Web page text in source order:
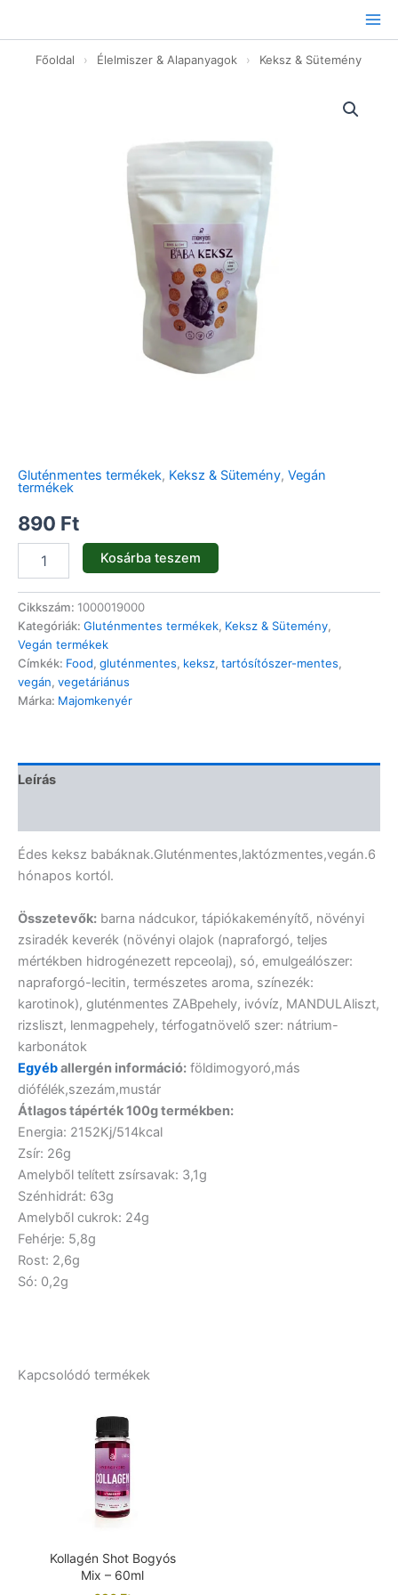
tartalomhoz
Főoldal › Élelmiszer & Alapanyagok › Keksz & Sütemény
Gluténmentes termékek, Keksz & Sütemény, Vegán
termékek
890 Ft
Kosárba teszem
Cikkszám: 1000019000
Kategóriák: Gluténmentes termékek, Keksz & Sütemény,
Vegán termékek
Címkék: Food, gluténmentes, keksz, tartósítószer-mentes,
vegán, vegetáriánus
Márka: Majomkenyér
Leírás
Édes keksz babáknak.Gluténmentes,laktózmentes,vegán.6
hónapos kortól.
Összetevők: barna nádcukor, tápiókakeményítő, növényi
zsiradék keverék (növényi olajok (napraforgó, teljes
mértékben hidrogénezett repceolaj), só, emulgeálószer:
napraforgó-lecitin, természetes aroma, színezék:
karotinok), gluténmentes ZABpehely, ivóvíz, MANDULAliszt,
rizsliszt, lenmagpehely, térfogatnövelő szer: nátrium-
karbonátok
Egyéballergén információ: földimogyoró,más
diófélék,szezám,mustár
Átlagos tápérték 100g termékben:
Energia: 2152Kj/514kcal
Zsír: 26g
Amelyből telített zsírsavak: 3,1g
Szénhidrát: 63g
Amelyből cukrok: 24g
Fehérje: 5,8g
Rost: 2,6g
Só: 0,2g
Kapcsolódó termékek
Kollagén Shot Bogyós
Mix – 60ml